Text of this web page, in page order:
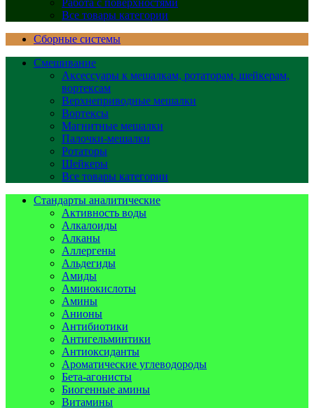
Работа с поверхностями
Все товары категории
Сборные системы
Смешивание
Аксессуары к мешалкам, ротаторам, шейкерам,
вортексам
Верхнеприводные мешалки
Вортексы
Магнитные мешалки
Палочки-мешалки
Ротаторы
Шейкеры
Все товары категории
Стандарты аналитические
Активность воды
Алкалоиды
Алканы
Аллергены
Альдегиды
Амиды
Аминокислоты
Амины
Анионы
Антибиотики
Антигельминтики
Антиоксиданты
Ароматические углеводороды
Бета-агонисты
Биогенные амины
Витамины